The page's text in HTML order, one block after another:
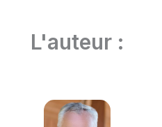
L'auteur :